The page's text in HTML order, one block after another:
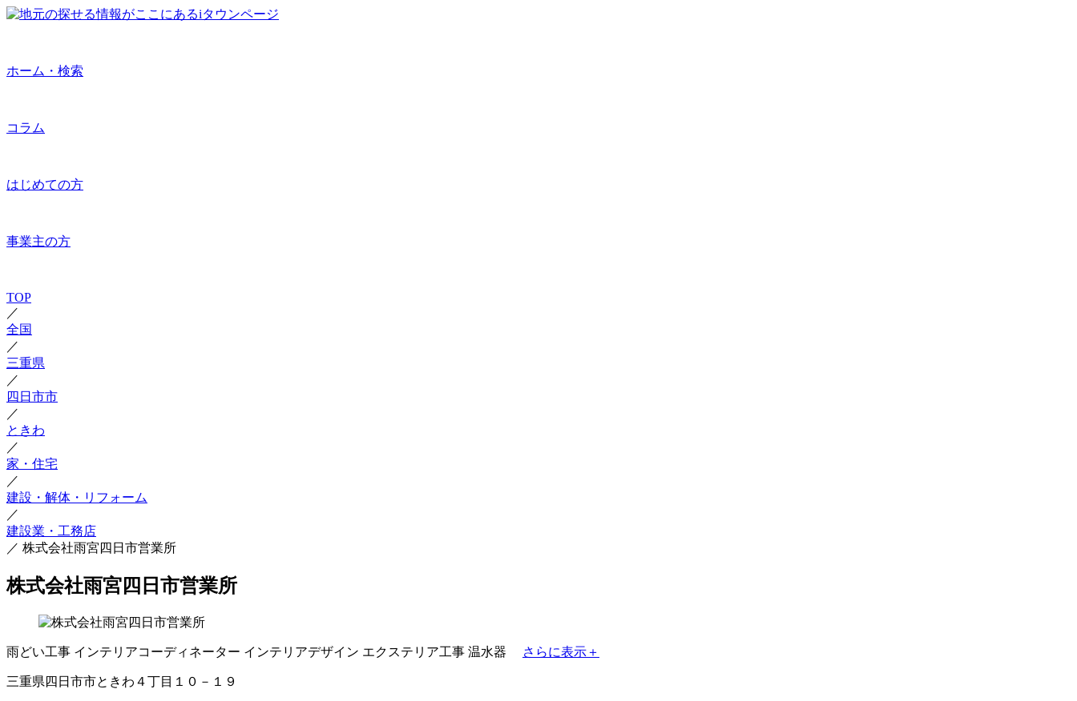
ホーム・検索
コラム
はじめての方
事業主の方
TOP
／
全国
／
三重県
／
四日市市
／
ときわ
／
家・住宅
／
建設・解体・リフォーム
／
建設業・工務店
／ 株式会社雨宮四日市営業所
株式会社雨宮四日市営業所
雨どい工事 インテリアコーディネーター インテリアデザイン エクステリア工事 温水器 さらに表示＋
三重県四日市市ときわ４丁目１０－１９